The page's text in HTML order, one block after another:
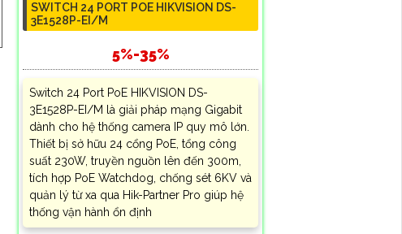
SWITCH 24 PORT POE HIKVISION DS-
3E1528P-EI/M
5%-35%
Switch 24 Port PoE HIKVISION DS-
3E1528P-EI/M là giải pháp mạng Gigabit
dành cho hệ thống camera IP quy mô lớn.
Thiết bị sở hữu 24 cổng PoE, tổng công
suất 230W, truyền nguồn lên đến 300m,
tích hợp PoE Watchdog, chống sét 6KV và
quản lý từ xa qua Hik-Partner Pro giúp hệ
thống vận hành ổn định